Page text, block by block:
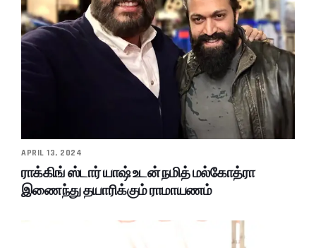
APRIL 13, 2024
ராக்கிங் ஸ்டார் யாஷ் உடன் நமித் மல்கோத்ரா
இணைந்து தயாரிக்கும் ராமாயணம்